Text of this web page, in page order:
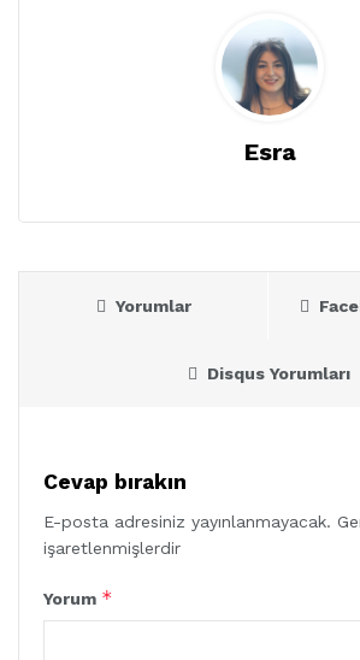
Esra
Yorumlar
Disqus Yorumları
Cevap bırakın
E-posta adresiniz yayınlanmayacak.
işaretlenmişlerdir
Yorum *